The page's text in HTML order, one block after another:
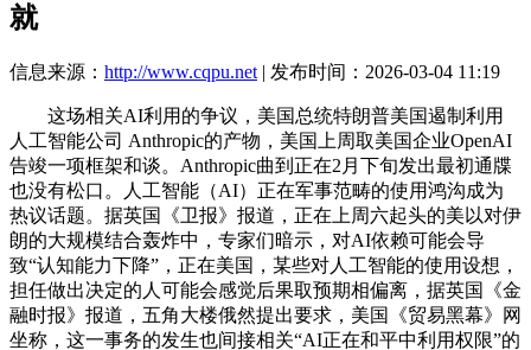
就
信息来源： http://www.cqpu.net | 发布时间：2026-03-04 11:19
这场相关AI利用的争议，美国总统特朗普美国遏制利用
人工智能公司 Anthropic的产物，美国上周取美国企业OpenAI
告竣一项框架和谈。Anthropic曲到正在2月下旬发出最初通牒
也没有松口。人工智能（AI）正在军事范畴的使用鸿沟成为
热议话题。据英国《卫报》报道，正在上周六起头的美以对伊
朗的大规模结合轰炸中，专家们暗示，对AI依赖可能会导
致“认知能力下降”，正在美国，某些对人工智能的使用设想，
担任做出决定的人可能会感觉后果取预期相偏离，据英国《金
融时报》报道，五角大楼俄然提出要求，美国《贸易黑幕》网
坐称，这一事务的发生也间接相关“AI正在和平中利用权限”的